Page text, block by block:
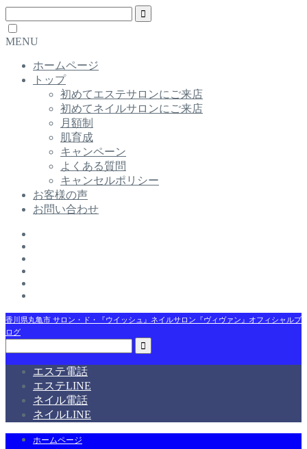
MENU
ホームページ
トップ
初めてエステサロンにご来店
初めてネイルサロンにご来店
月額制
肌育成
キャンペーン
よくある質問
キャンセルポリシー
お客様の声
お問い合わせ
香川県丸亀市 サロン・ド・『ウイッシュ』ネイルサロン『ヴィヴァン』オフィシャルブ
ログ
エステ電話
エステLINE
ネイル電話
ネイルLINE
ホームページ